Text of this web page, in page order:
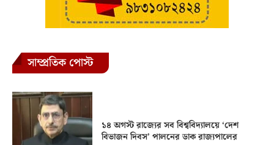
সাম্প্রতিক পোস্ট
১৪ অগস্ট রাজ্যের সব বিশ্ববিদ্যালয়ে ‘দেশ
বিভাজন দিবস’ পালনের ডাক রাজ্যপালের